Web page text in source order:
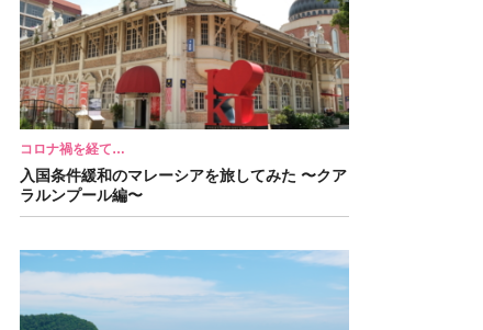
コロナ禍を経て…
入国条件緩和のマレーシアを旅してみた 〜クア
ラルンプール編〜